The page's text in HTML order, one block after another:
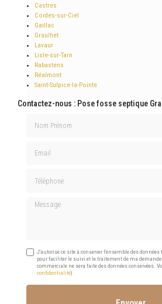
Castres
Cordes-sur-Ciel
Gaillac
Graulhet
Lavaur
Lisle-sur-Tarn
Rabastens
Réalmont
Saint-Sulpice-la-Pointe
Contactez-nous : Pose fosse septique
Message
J'autorise ce site à conserver l'ensemble des
pour faciliter le suivi et le traitement de ma demande.
commerciale ne sera faite des données conservées.
confidentialité)